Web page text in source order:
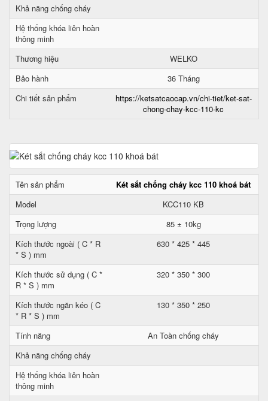
Khả năng chống cháy
Hệ thống khóa liên hoàn
thông minh
Thương hiệu
WELKO
Bảo hành
36 Tháng
Chi tiết sản phẩm
https://ketsatcaocap.vn/chi-tiet/ket-sat-
chong-chay-kcc-110-kc
Tên sản phẩm
Két sắt chống cháy kcc 110 khoá bát
Model
KCC110 KB
Trọng lượng
85 ± 10kg
Kích thước ngoài ( C * R
* S ) mm
630 * 425 * 445
Kích thước sử dụng ( C *
R * S ) mm
320 * 350 * 300
Kích thước ngăn kéo ( C
* R * S ) mm
130 * 350 * 250
Tính năng
An Toàn chống cháy
Khả năng chống cháy
Hệ thống khóa liên hoàn
thông minh